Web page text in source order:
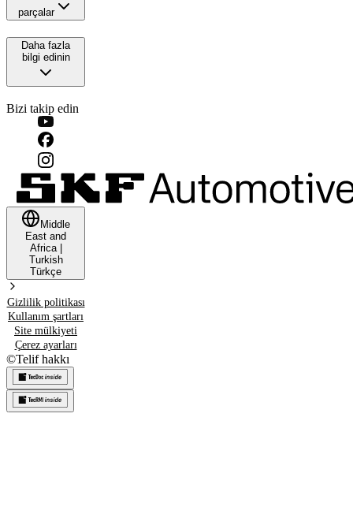
parçalar
Daha fazla
bilgi edinin
Bizi takip edin
Middle
East and
Africa|
Turkish
Türkçe
Gizlilik politikası
Kullanım şartları
Site mülkiyeti
Çerez ayarları
©Telif hakkı